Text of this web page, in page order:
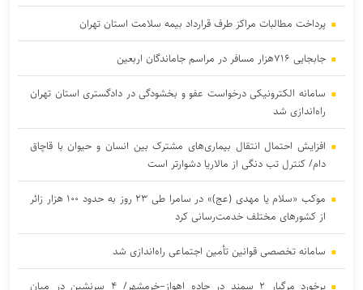
پرداخت مطالبات مراکز طرف قرارداد بیمه سلامت استان تهران
جابجایی ۷۱۶هزار مسافر در مراسم جاماندگان اربعین
سامانه الکترونیکی درخواست عفو و بخشودگی در دادگستری استان تهران
راه‌اندازی شد
افزایش احتمال انتقال بیماری‌های مشترک بین انسان و حیوان با قاچاق
دام/ کنترل تب دنگی از مالاریا دشوارتر است
موکب «سلام یا مهدی (عج)» در سامرا طی ۲۳ روز به حدود ۱۰۰ هزار زائر
از کشورهای مختلف خدمت‌رسانی کرد
سامانه تخصصی قوانین تأمین اجتماعی راه‌اندازی شد
یرخورد مرگبار ۲ سمند در جاده اهواز–خرمشهر/ ۴ سرنشین در میان